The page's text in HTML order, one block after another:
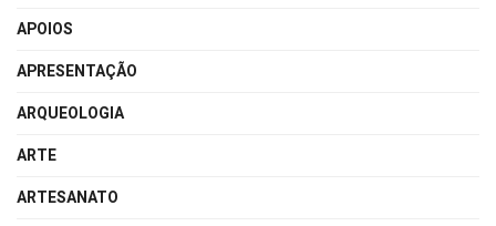
APOIOS
APRESENTAÇÃO
ARQUEOLOGIA
ARTE
ARTESANATO